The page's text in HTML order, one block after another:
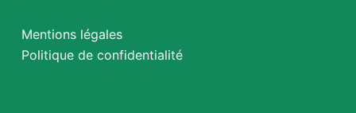
Mentions légales
Politique de confidentialité